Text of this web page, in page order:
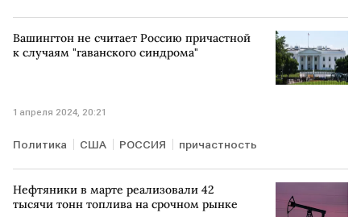
Вашингтон не считает Россию причастной
к случаям "гаванского синдрома"
1 апреля 2024, 20:21
Политика США РОССИЯ причастность
Нефтяники в марте реализовали 42
тысячи тонн топлива на срочном рынке